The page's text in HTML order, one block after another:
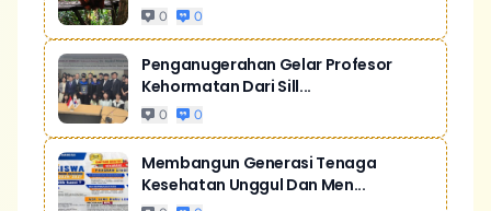
0 0
Penganugerahan Gelar Profesor
Kehormatan Dari Sill...
0 0
Membangun Generasi Tenaga
Kesehatan Unggul Dan Men...